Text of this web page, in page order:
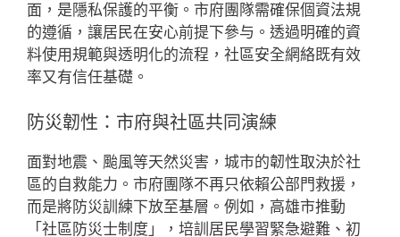
面，是隱私保護的平衡。市府團隊需確保個資法規
的遵循，讓居民在安心前提下參与。透過明確的資
料使用規範與透明化的流程，社區安全網絡既有效
率又有信任基礎。
防災韌性：市府與社區共同演練
面對地震、颱風等天然災害，城市的韌性取決於社
區的自救能力。市府團隊不再只依賴公部門救援，
而是將防災訓練下放至基層。例如，高雄市推動
「社區防災士制度」，培訓居民學習緊急避難、初